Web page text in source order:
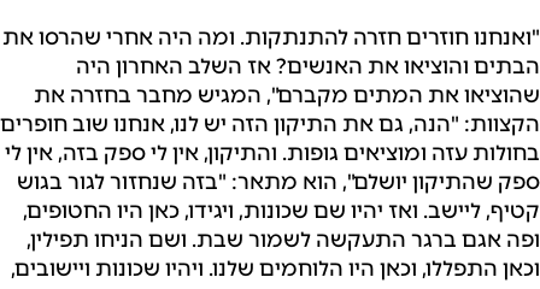
"ואנחנו חוזרים חזרה להתנתקות. ומה היה אחרי שהרסו את
הבתים והוציאו את האנשים? אז השלב האחרון היה
שהוציאו את המתים מקברם", המגיש מחבר בחזרה את
הקצוות: "הנה, גם את התיקון הזה יש לנו, אנחנו שוב חופרים
בחולות עזה ומוציאים גופות. והתיקון, אין לי ספק בזה, אין לי
ספק שהתיקון יושלם", הוא מתאר: "בזה שנחזור לגור בגוש
קטיף, ליישב. ואז יהיו שם שכונות, ויגידו, כאן היו החטופים,
ופה אגם ברגר התעקשה לשמור שבת. ושם הניחו תפילין,
וכאן התפללו, וכאן היו הלוחמים שלנו. ויהיו שכונות ויישובים,